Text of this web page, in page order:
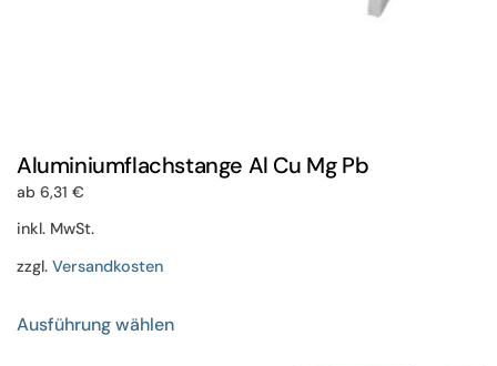
Aluminiumflachstange Al Cu Mg Pb
ab 6,31 €
inkl. MwSt.
zzgl. Versandkosten
Ausführung wählenProdukt